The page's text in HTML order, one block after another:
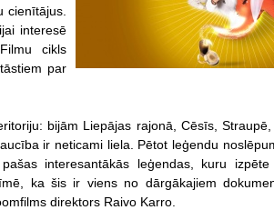
cienītājus.
interesē
cikls
par
bijām Liepājas rajonā, Cēsīs,
ir neticami liela. Pētot leģendu
interesantākās leģendas, kuru
ka šis ir viens no dārgākajiem
direktors Raivo Karro.